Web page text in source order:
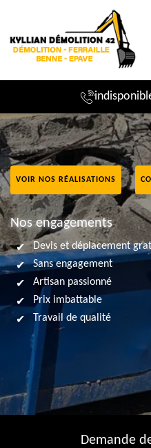
VOIR NOS RÉALISATIONS
Nos engagements
Devis et déplacement
Sans engagement
Artisan passionné
Prix imbattable
Travail de qualité
Demande